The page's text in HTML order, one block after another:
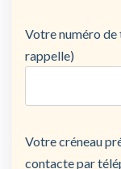
Votre numéro de
rappelle)
Votre créneau
contacte par